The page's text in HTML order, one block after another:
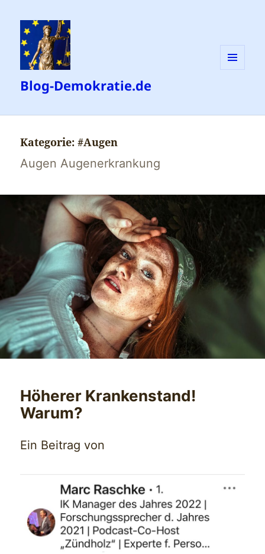
Blog-Demokratie.de
Kategorie:#Augen
Augen Augenerkrankung
Höherer Krankenstand!
Warum?
Ein Beitrag von